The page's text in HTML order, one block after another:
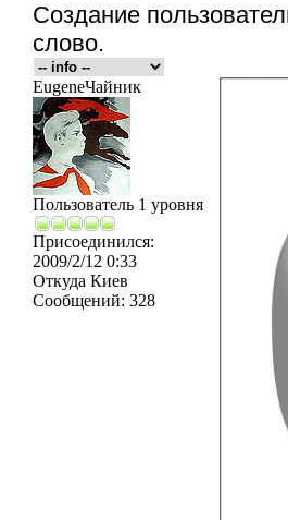
Создание
слово.
EugeneЧайник
Пользователь 1 уровня
Присоединился:
2009/2/12 0:33
Откуда Киев
Сообщений: 328